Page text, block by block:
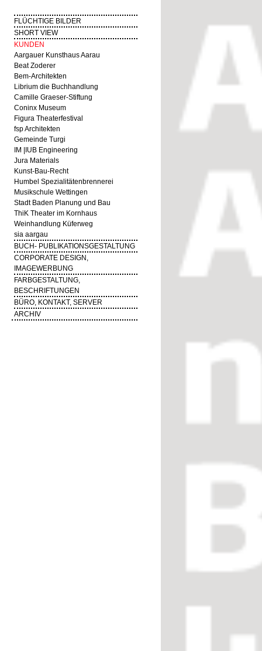
FLÜCHTIGE BILDER
SHORT VIEW
KUNDEN
Aargauer Kunsthaus Aarau
Beat Zoderer
Bem-Architekten
Librium die Buchhandlung
Camille Graeser-Stiftung
Coninx Museum
Figura Theaterfestival
fsp Architekten
Gemeinde Turgi
IM |IUB Engineering
Jura Materials
Kunst-Bau-Recht
Humbel Spezialitätenbrennerei
Musikschule Wettingen
Stadt Baden Planung und Bau
ThiK Theater im Kornhaus
Weinhandlung Küferweg
sia aargau
BUCH- PUBLIKATIONSGESTALTUNG
CORPORATE DESIGN,
IMAGEWERBUNG
FARBGESTALTUNG,
BESCHRIFTUNGEN
BÜRO, KONTAKT, SERVER
ARCHIV